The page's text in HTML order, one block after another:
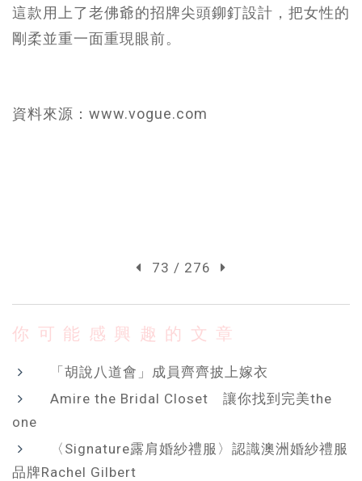
這款用上了老佛爺的招牌尖頭鉚釘設計，把女性的
剛柔並重一面重現眼前。
資料來源：www.vogue.com
73 / 276
你可能感興趣的文章
「胡說八道會」成員齊齊披上嫁衣
Amire the Bridal Closet 讓你找到完美the
one
〈Signature露肩婚紗禮服〉認識澳洲婚紗禮服
品牌Rachel Gilbert